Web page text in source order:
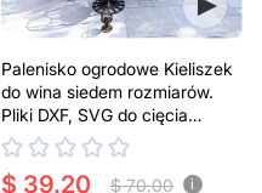
Palenisko ogrodowe Kieliszek
do wina siedem rozmiarów.
Pliki DXF, SVG do cięcia
laserowego i plazmowego
$ 39.20 $ 70.00 i